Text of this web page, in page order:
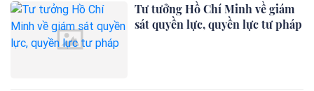
Tư tưởng Hồ Chí Minh về giám
sát quyền lực, quyền lực tư pháp